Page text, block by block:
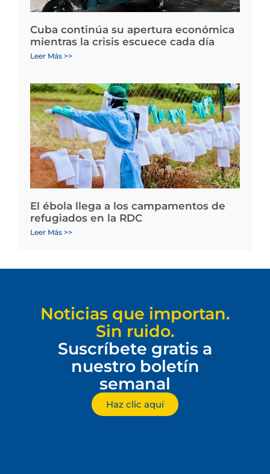
Cuba continúa su apertura económica
mientras la crisis escuece cada día
Leer Más >>
El ébola llega a los campamentos de
refugiados en la RDC
Leer Más >>
Noticias que importan.
Sin ruido.
Suscríbete gratis a
nuestro boletín
semanal
Haz clic aquí